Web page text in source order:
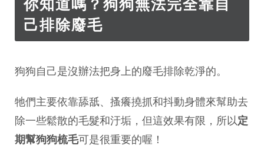
你知道嗎？狗狗無法完全靠自
己排除廢毛
狗狗自己是沒辦法把身上的廢毛排除乾淨的。
牠們主要依靠舔舐、搔癢撓抓和抖動身體來幫助去
除一些鬆散的毛髮和汙垢，但這效果有限，所以定
期幫狗狗梳毛可是很重要的喔！